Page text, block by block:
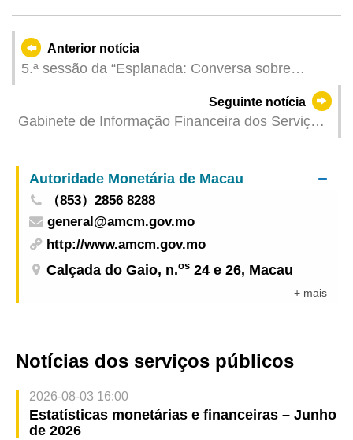
Anterior notícia
5.ª sessão da “Esplanada: Conversa sobre
assuntos sociais e cultura”, focada em “Onde a
cultura floresce, Comunidade Dinâmica”, realiza-
se no dia 26 de Maio, sendo bem-vinda a
Seguinte notícia
Gabinete de Informação Financeira dos Serviços
consulta setorial (sessão específica) sobre a
Proposta de lei “Combate aos actos de
branqueamento de capitais e de financiamento
ilícito”
Autoridade Monetária de Macau
（853）2856 8288
general@amcm.gov.mo
http://www.amcm.gov.mo
Calçada do Gaio, n.os 24 e 26, Macau
+ mais
Notícias dos serviços públicos
2026-08-03 16:00
Estatísticas monetárias e financeiras – Junho
de 2026